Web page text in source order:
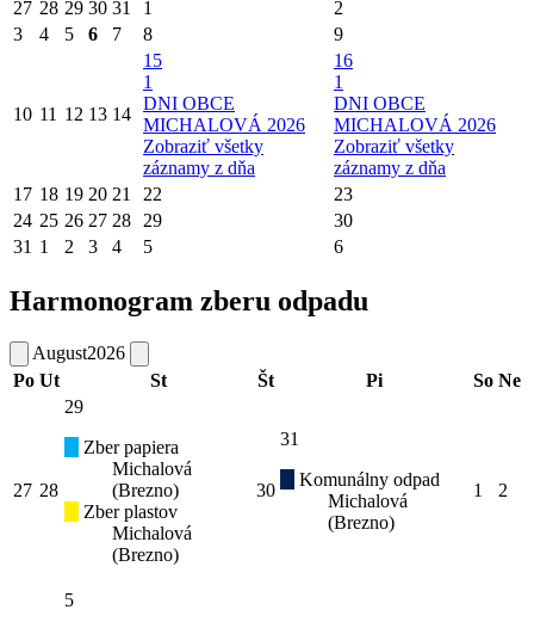
27 28 29 30 31 1
2
3
4 5 6 7 8 9
10 11 12 13 14
15
1
DNI OBCE
MICHALOVÁ 2026
Zobraziť všetky
záznamy z dňa
16
1
DNI OBCE
MICHALOVÁ 2026
Zobraziť všetky
záznamy z dňa
17 18 19 20 21 22
23
24 25 26 27 28 29
30
31 1 2 3 4 5 6
Harmonogram zberu odpadu
August2026
Po Ut St Št Pi So Ne
27 28
29
Zber papiera
Michalová
(Brezno)
Zber plastov
Michalová
(Brezno)
30
31
Komunálny odpad
Michalová
(Brezno)
1 2
5